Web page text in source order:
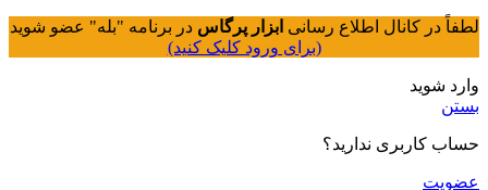
لطفاً در کانال اطلاع رسانی ابزار پرگاس در برنامه "بله" عضو شوید
(برای ورود کلیک کنید)
وارد شوید
بستن
حساب کاربری ندارید؟
عضویت